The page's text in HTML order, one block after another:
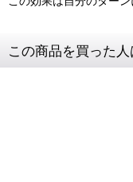
この商品を買った